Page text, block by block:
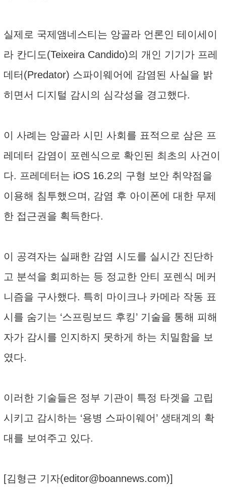
실제로 국제앰네스티는 앙골라 언론인 테이세이
라 칸디도(Teixeira Candido)의 개인 기기가 프레
데터(Predator) 스파이웨어에 감염된 사실을 밝
히면서 디지털 감시의 심각성을 경고했다.
이 사례는 앙골라 시민 사회를 표적으로 삼은 프
레데터 감염이 포렌식으로 확인된 최초의 사건이
다. 프레데터는 iOS 16.2의 구형 보안 취약점을
이용해 침투했으며, 감염 후 아이폰에 대한 무제
한 접근권을 획득한다.
이 공격자는 실패한 감염 시도를 실시간 진단하
고 분석을 회피하는 등 정교한 안티 포렌식 메커
니즘을 구사했다. 특히 마이크나 카메라 작동 표
시를 숨기는 ‘스프링보드 후킹’ 기술을 통해 피해
자가 감시를 인지하지 못하게 하는 치밀함을 보
였다.
이러한 기술들은 정부 기관이 특정 타겟을 고립
시키고 감시하는 ‘용병 스파이웨어’ 생태계의 확
대를 보여주고 있다.
[김형근 기자(editor@boannews.com)]